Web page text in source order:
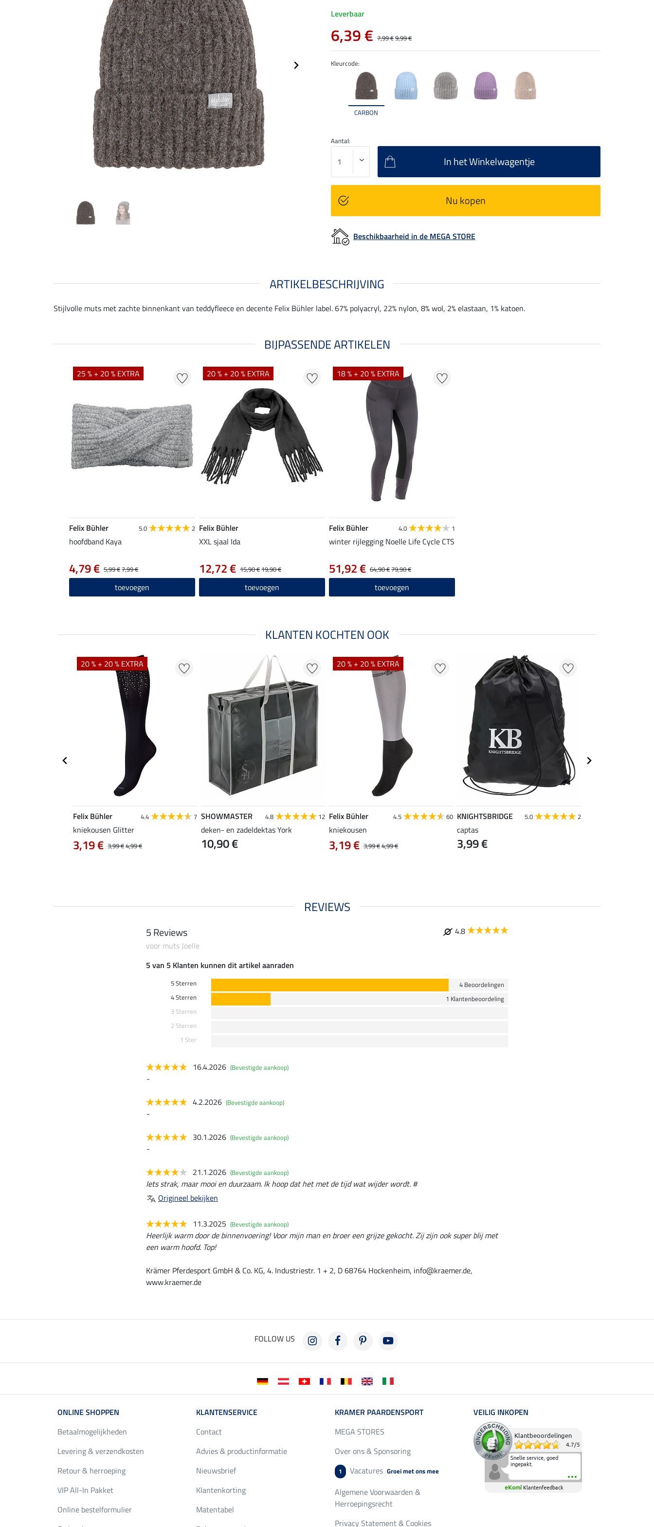
Kleurcode:
CARBON
Leverbaar
6,39 € 7,99 €9,99 €
Aantal:
In het Winkelwagentje
Nu kopen
Beschikbaarheid in de MEGA STORE
ARTIKELBESCHRIJVING
Stijlvolle muts met zachte binnenkant van teddyfleece en decente Felix Bühler label. 67% polyacryl, 22% nylon, 8% wol, 2% elastaan, 1% katoen.
BIJPASSENDE ARTIKELEN
25 % + 20 % EXTRA
Felix Bühler 5.0 2
hoofdband Kaya
5,99 €7,99 €
4,79 €
toevoegen
20 % + 20 % EXTRA
Felix Bühler
XXL sjaal Ida
15,90 €19,90 €
12,72 €
toevoegen
18 % + 20 % EXTRA
Felix Bühler 4.0 1
winter rijlegging Noelle Life Cycle CTS
64,90 €79,90 €
51,92 €
toevoegen
KLANTEN KOCHTEN OOK
20 % + 20 % EXTRA
Felix Bühler 4.4 7
kniekousen Glitter
3,99 €4,99 €
3,19 €
SHOWMASTER 4.8 12
deken- en zadeldektas York
10,90 €
20 % + 20 % EXTRA
Felix Bühler 4.5 60
kniekousen
3,99 €4,99 €
3,19 €
KNIGHTSBRIDGE 5.0 2
captas
3,99 €
REVIEWS
5 Reviews
4.8
voor muts Joelle
5 van 5 Klanten kunnen dit artikel aanraden
5 Sterren
4 Beoordelingen
4 Sterren
1 Klantenbeoordeling
3 Sterren
2 Sterren
1 Ster
16.4.2026 (Bevestigde aankoop)
-
4.2.2026 (Bevestigde aankoop)
-
30.1.2026 (Bevestigde aankoop)
-
21.1.2026 (Bevestigde aankoop)
Iets strak, maar mooi en duurzaam. Ik hoop dat het met de tijd wat wijder wordt. #
Origineel bekijken
11.3.2025 (Bevestigde aankoop)
Heerlijk warm door de binnenvoering! Voor mijn man en broer een grijze gekocht. Zij zijn ook super blij met
een warm hoofd. Top!
Krämer Pferdesport GmbH & Co. KG, 4. Industriestr. 1 + 2, D 68764 Hockenheim, info@kraemer.de,
www.kraemer.de
FOLLOW US
ONLINE SHOPPEN
Betaalmogelijkheden
Levering & verzendkosten
Retour & herroeping
VIP All-In Pakket
Online bestelformulier
KLANTENSERVICE
Contact
Advies & productinformatie
Nieuwsbrief
Klantenkorting
Matentabel
KRAMER PAARDENSPORT
MEGA STORES
Over ons & Sponsoring
1 Vacatures Groei met ons mee
Algemene Voorwaarden &
Herroepingsrecht
Privacy Statement & Cookies
VEILIG INKOPEN
Klantbeoordelingen
4.7/5
Snelle service, goed
ingepakt.
eKomi Klantenfeedback